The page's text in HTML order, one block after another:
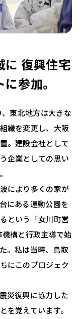
に 復興住宅
参加。
東北地方は大きな
織を変更し、大阪
。建設会社として
企業としての思い
により多くの家が
にある運動公園を
という「女川町営
構と行政主導で始
。私は当時、鳥取
にこのプロジェク
災復興に協力した
を覚えています。